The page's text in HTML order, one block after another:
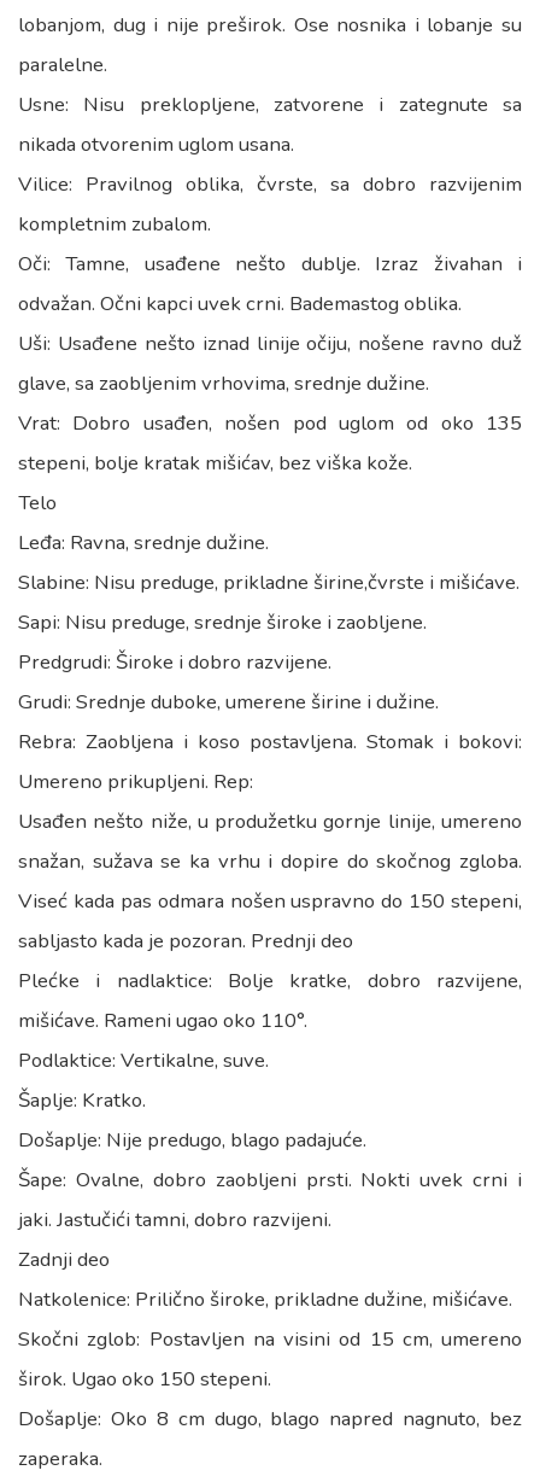
lobanjom, dug i nije preširok. Ose nosnika i lobanje su
paralelne.
Usne: Nisu preklopljene, zatvorene i zategnute sa
nikada otvorenim uglom usana.
Vilice: Pravilnog oblika, čvrste, sa dobro razvijenim
kompletnim zubalom.
Oči: Tamne, usađene nešto dublje. Izraz živahan i
odvažan. Očni kapci uvek crni. Bademastog oblika.
Uši: Usađene nešto iznad linije očiju, nošene ravno duž
glave, sa zaobljenim vrhovima, srednje dužine.
Vrat: Dobro usađen, nošen pod uglom od oko 135
stepeni, bolje kratak mišićav, bez viška kože.
Telo
Leđa: Ravna, srednje dužine.
Slabine: Nisu preduge, prikladne širine,čvrste i mišićave.
Sapi: Nisu preduge, srednje široke i zaobljene.
Predgrudi: Široke i dobro razvijene.
Grudi: Srednje duboke, umerene širine i dužine.
Rebra: Zaobljena i koso postavljena. Stomak i bokovi:
Umereno prikupljeni. Rep:
Usađen nešto niže, u produžetku gornje linije, umereno
snažan, sužava se ka vrhu i dopire do skočnog zgloba.
Viseć kada pas odmara nošen uspravno do 150 stepeni,
sabljasto kada je pozoran. Prednji deo
Plećke i nadlaktice: Bolje kratke, dobro razvijene,
mišićave. Rameni ugao oko 110°.
Podlaktice: Vertikalne, suve.
Šaplje: Kratko.
Došaplje: Nije predugo, blago padajuće.
Šape: Ovalne, dobro zaobljeni prsti. Nokti uvek crni i
jaki. Jastučići tamni, dobro razvijeni.
Zadnji deo
Natkolenice: Prilično široke, prikladne dužine, mišićave.
Skočni zglob: Postavljen na visini od 15 cm, umereno
širok. Ugao oko 150 stepeni.
Došaplje: Oko 8 cm dugo, blago napred nagnuto, bez
zaperaka.